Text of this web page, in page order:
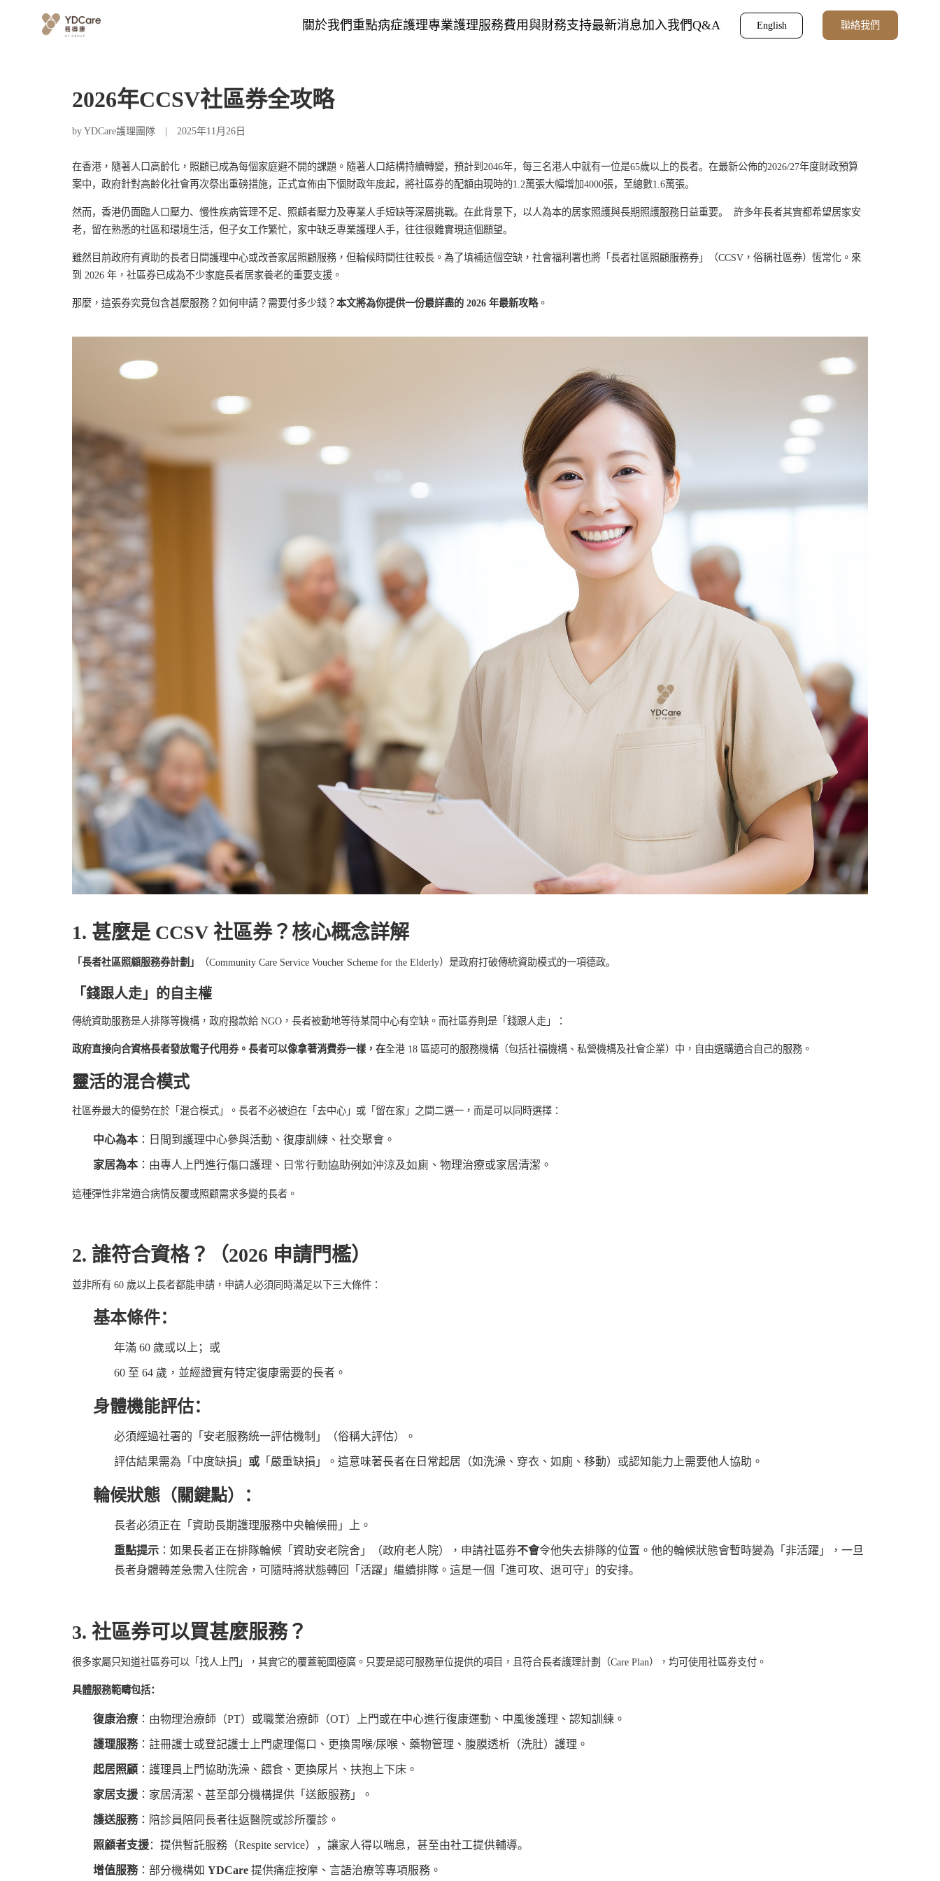
關於我們重點病症護理專業護理服務費用與財務支持最新消息加入我們Q&A English 聯絡我們
2026年CCSV社區券全攻略
by YDCare護理團隊 2025年11月26日
在香港，隨著人口高齡化，照顧已成為每個家庭避不開的課題。 隨著人口結構持續轉變，預計到2046年，每三名港人中就有一位是65歲以上的長者。在最新公佈的2026/27年度財政預算
案中，政府針對高齡化社會再次祭出重磅措施，正式宣佈由下個財政年度起，將社區券的配額由現時的1.2萬張大幅增加4000張，至總數1.6萬張。
然而，香港仍面臨人口壓力、慢性疾病管理不足、照顧者壓力及專業人手短缺等深層挑戰。在此背景下，以人為本的居家照護與長期照護服務日益重要。 許多年長者其實都希望居家安
老，留在熟悉的社區和環境生活，但子女工作繁忙，家中缺乏專業護理人手，往往很難實現這個願望。
雖然目前政府有資助的長者日間護理中心或改善家居照顧服務，但輪候時間往往較長。為了填補這個空缺，社會福利署也將 「長者社區照顧服務券」（CCSV ，俗稱社區券）恆常化。來
到 2026年，社區券已成為不少家庭長者居家養老的重要支援。
那麼，這張券究竟包含甚麼服務？如何申請？需要付多少錢？本文將為你提供一份最詳盡的 2026年最新攻略。
1. 甚麼是 CCSV社區券？核心概念詳解
「長者社區照顧服務券計劃」 （Community Care Service Voucher Scheme for the Elderly）是政府打破傳統資助模式的一項德政。
「錢跟人走」的自主權
傳統資助服務是人排隊等機構，政府撥款給 NGO ，長者被動地等待某間中心有空缺。而社區券則是 「錢跟人走」：
政府直接向合資格長者發放電子代用券。長者可以像拿著消費券一樣，在全港 18區認可的服務機構（包括社福機構、私營機構及社會企業）中，自由選購適合自己的服務。
靈活的混合模式
社區券最大的優勢在於 「混合模式」 。長者不必被迫在「去中心」或「留在家」之間二選一，而是可以同時選擇：
中心為本 ：日間到護理中心參與活動、復康訓練、社交聚會。
家居為本 ：由專人上門進行傷口護理、 日常行動協助例如沖涼及如廁 、物理治療或家居清潔。
這種彈性非常適合病情反覆或照顧需求多變的長者。
2. 誰符合資格？（2026 申請門檻）
並非所有 60歲以上長者都能申請，申請人必須同時滿足以下三大條件：
基本條件：
年滿 60 歲或以上；或
60 至 64 歲，並經證實有特定復康需要的長者。
身體機能評估：
必須經過社署的 「安老服務統一評估機制」 （俗稱大評估）。
評估結果需為 「中度缺損」 或 「嚴重缺損」 。這意味著長者在日常起居（如洗澡、穿衣、如廁、移動）或認知能力上需要他人協助。
輪候狀態（關鍵點） ：
長者必須正在 「資助長期護理服務中央輪候冊」 上。
重點提示 ：如果長者正在排隊輪候「資助安老院舍」（政府老人院），申請社區券不會令他失去排隊的位置。他的輪候狀態會暫時變為「非活躍」，一旦
長者身體轉差急需入住院舍，可隨時將狀態轉回「活躍」繼續排隊。這是一個「進可攻、退可守」的安排。
3.社區券可以買甚麼服務？
很多家屬只知道社區券可以「找人上門」，其實它的覆蓋範圍極廣。只要是認可服務單位提供的項目，且符合長者護理計劃（Care Plan），均可使用社區券支付。
具體服務範疇包括：
復康治療 ：由物理治療師（PT）或職業治療師（OT）上門或在中心進行復康運動、中風後護理、認知訓練。
護理服務：註冊護士或登記護士上門處理傷口、更換胃喉/尿喉、藥物管理、腹膜透析（洗肚）護理。
起居照顧 ：護理員上門協助洗澡、餵食、更換尿片、扶抱上下床。
家居支援 ：家居清潔、甚至部分機構提供「送飯服務」。
護送服務：陪診員陪同長者往返醫院或診所覆診。
照顧者支援：提供暫託服務（Respite service），讓家人得以喘息，甚至由社工提供輔導。
增值服務：部分機構如 YDCare 提供痛症按摩、言語治療等專項服務。